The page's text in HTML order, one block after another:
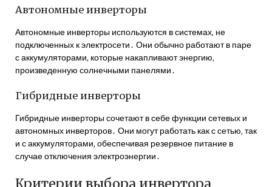
Автономные инверторы
Автономные инверторы используются в системах‚ не
подключенных к электросети․ Они обычно работают в паре
с аккумуляторами‚ которые накапливают энергию‚
произведенную солнечными панелями․
Гибридные инверторы
Гибридные инверторы сочетают в себе функции сетевых и
автономных инверторов․ Они могут работать как с сетью‚ так
и с аккумуляторами‚ обеспечивая резервное питание в
случае отключения электроэнергии․
Критерии выбора инвертора